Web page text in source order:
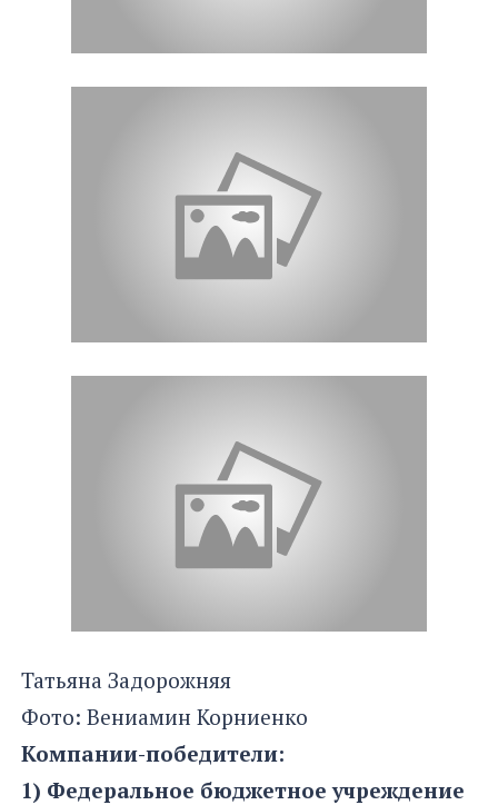
Татьяна Задорожняя
Фото: Вениамин Корниенко
Компании-победители:
1) Федеральное бюджетное учреждение